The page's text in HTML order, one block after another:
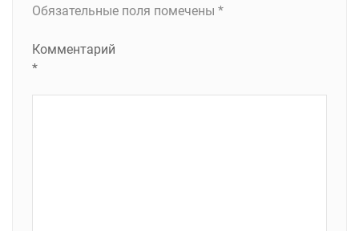
Обязательные поля помечены *
Комментарий
*